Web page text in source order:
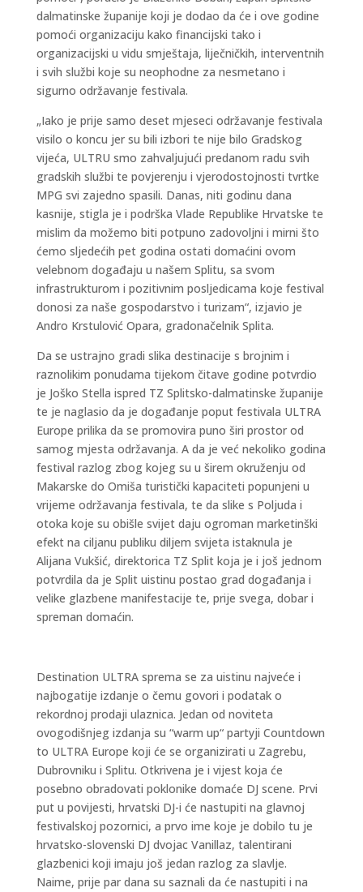
dalmatinske županije koji je dodao da će i ove godine
pomoći organizaciju kako financijski tako i
organizacijski u vidu smještaja, liječničkih, interventnih
i svih službi koje su neophodne za nesmetano i
sigurno održavanje festivala.
„Iako je prije samo deset mjeseci održavanje festivala
visilo o koncu jer su bili izbori te nije bilo Gradskog
vijeća, ULTRU smo zahvaljujući predanom radu svih
gradskih službi te povjerenju i vjerodostojnosti tvrtke
MPG svi zajedno spasili. Danas, niti godinu dana
kasnije, stigla je i podrška Vlade Republike Hrvatske te
mislim da možemo biti potpuno zadovoljni i mirni što
ćemo sljedećih pet godina ostati domaćini ovom
velebnom događaju u našem Splitu, sa svom
infrastrukturom i pozitivnim posljedicama koje festival
donosi za naše gospodarstvo i turizam“, izjavio je
Andro Krstulović Opara, gradonačelnik Splita.
Da se ustrajno gradi slika destinacije s brojnim i
raznolikim ponudama tijekom čitave godine potvrdio
je Joško Stella ispred TZ Splitsko-dalmatinske županije
te je naglasio da je događanje poput festivala ULTRA
Europe prilika da se promovira puno širi prostor od
samog mjesta održavanja. A da je već nekoliko godina
festival razlog zbog kojeg su u širem okruženju od
Makarske do Omiša turistički kapaciteti popunjeni u
vrijeme održavanja festivala, te da slike s Poljuda i
otoka koje su obišle svijet daju ogroman marketinški
efekt na ciljanu publiku diljem svijeta istaknula je
Alijana Vukšić, direktorica TZ Split koja je i još jednom
potvrdila da je Split uistinu postao grad događanja i
velike glazbene manifestacije te, prije svega, dobar i
spreman domaćin.
Destination ULTRA sprema se za uistinu najveće i
najbogatije izdanje o čemu govori i podatak o
rekordnoj prodaji ulaznica. Jedan od noviteta
ovogodišnjeg izdanja su “warm up“ partyji Countdown
to ULTRA Europe koji će se organizirati u Zagrebu,
Dubrovniku i Splitu. Otkrivena je i vijest koja će
posebno obradovati poklonike domaće DJ scene. Prvi
put u povijesti, hrvatski DJ-i će nastupiti na glavnoj
festivalskoj pozornici, a prvo ime koje je dobilo tu je
hrvatsko-slovenski DJ dvojac Vanillaz, talentirani
glazbenici koji imaju još jedan razlog za slavlje.
Naime, prije par dana su saznali da će nastupiti i na